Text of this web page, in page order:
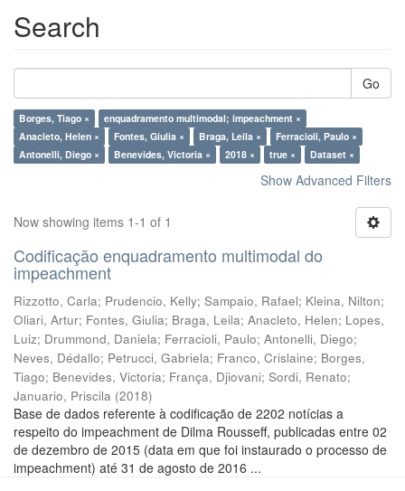
Search
Go
Borges, Tiago ×
enquadramento multimodal; impeachment ×
Anacleto, Helen ×
Fontes, Giulia × Braga, Leila ×
Ferracioli, Paulo ×
Antonelli, Diego ×
Benevides, Victoria × 2018 × true × Dataset ×
Show Advanced Filters
Now showing items 1-1 of 1
Codificação enquadramento multimodal do
impeachment
Rizzotto, Carla; Prudencio, Kelly; Sampaio, Rafael; Kleina, Nilton;
Oliari, Artur; Fontes, Giulia; Braga, Leila; Anacleto, Helen; Lopes,
Luiz; Drummond, Daniela; Ferracioli, Paulo; Antonelli, Diego;
Neves, Dédallo; Petrucci, Gabriela; Franco, Crislaine; Borges,
Tiago; Benevides, Victoria; França, Djiovani; Sordi, Renato;
Januario, Priscila (2018)
Base de dados referente à codificação de 2202 notícias a
respeito do impeachment de Dilma Rousseff, publicadas entre 02
de dezembro de 2015 (data em que foi instaurado o processo de
impeachment) até 31 de agosto de 2016 ...